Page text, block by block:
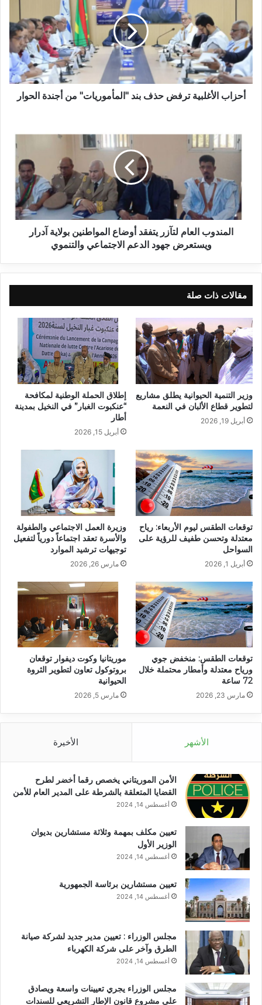
أحزاب الأغلبية ترفض حذف بند "المأموريات" من أجندة الحوار
المندوب العام لتآزر يتفقد أوضاع المواطنين بولاية آدرار
ويستعرض جهود الدعم الاجتماعي والتنموي
مقالات ذات صلة
وزير التنمية الحيوانية يطلق مشاريع
لتطوير قطاع الألبان في النعمة
أبريل 19, 2026
إطلاق الحملة الوطنية لمكافحة
“عنكبوت الغبار” في النخيل بمدينة
أطار
أبريل 15, 2026
توقعات الطقس ليوم الأربعاء: رياح
معتدلة وتحسن طفيف للرؤية على
السواحل
أبريل 1, 2026
وزيرة العمل الاجتماعي والطفولة
والأسرة تعقد اجتماعاً دورياً لتفعيل
توجيهات ترشيد الموارد
مارس 26, 2026
توقعات الطقس: منخفض جوي
ورياح معتدلة وأمطار محتملة خلال
72 ساعة
مارس 23, 2026
موريتانيا وكوت ديفوار توقعان
بروتوكول تعاون لتطوير الثروة
الحيوانية
مارس 5, 2026
الأشهر الأخيرة
الأمن الموريتاني يخصص رقما أخضر لطرح
القضايا المتعلقة بالشرطة على المدير العام للأمن
أغسطس 14, 2024
تعيين مكلف بمهمة وثلاثة مستشارين بديوان
الوزير الأول
أغسطس 14, 2024
تعيين مستشارين برئاسة الجمهورية
أغسطس 14, 2024
مجلس الوزراء : تعيين مدير جديد لشركة صيانة
الطرق وآخر على شركة الكهرباء
أغسطس 14, 2024
مجلس الوزراء يجري تعيينات واسعة ويصادق
على مشروع قانون الإطار التشريعي للسندات